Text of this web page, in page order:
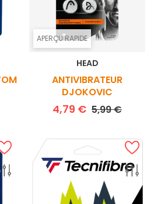
APERÇU RAPIDE
HEAD
ANTIVIBRATEUR
DJOKOVIC
4,79 € Prix de base
5,99 €Prix